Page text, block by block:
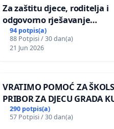
Za zaštitu djece, roditelja i
odgovorno rješavanje
maloljetničkog nasilja
94 potpis(a)
88 Potpisi / 30 dan(a)
21 Jun 2026
VRATIMO POMOĆ ZA
PRIBOR ZA DJECU GRADA
290 potpis(a)
57 Potpisi / 30 dan(a)